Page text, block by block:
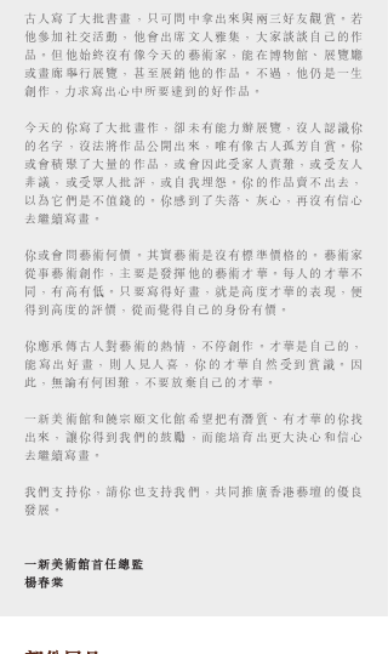
古人寫了大批書畫，只可間中拿出來與兩三好友觀賞。若
他參加社交活動，他會出席文人雅集，大家談談自己的作
品。但他始終沒有像今天的藝術家，能在博物館、展覽廳
或畫廊舉行展覽，甚至展銷他的作品。不過，他仍是一生
創作，力求寫出心中所要達到的好作品。
今天的你寫了大批畫作，卻未有能力辦展覽，沒人認識你
的名字，沒法將作品公開出來，唯有像古人孤芳自賞。你
或會積聚了大量的作品，或會因此受家人責難，或受友人
非議，或受眾人批評，或自我埋怨。你的作品賣不出去，
以為它們是不值錢的。你感到了失落、灰心，再沒有信心
去繼續寫畫。
你或會問藝術何價。其實藝術是沒有標準價格的。藝術家
從事藝術創作，主要是發揮他的藝術才華。每人的才華不
同，有高有低。只要寫得好畫，就是高度才華的表現，便
得到高度的評價，從而覺得自己的身份有價。
你應承傳古人對藝術的熱情，不停創作。才華是自己的，
能寫出好畫，則人見人喜，你的才華自然受到賞識。因
此，無論有何困難，不要放棄自己的才華。
一新美術館和饒宗頤文化館希望把有潛質、有才華的你找
出來，讓你得到我們的鼓勵，而能培育出更大決心和信心
去繼續寫畫。
我們支持你，請你也支持我們，共同推廣香港藝壇的優良
發展。
一新美術館首任總監
楊春棠